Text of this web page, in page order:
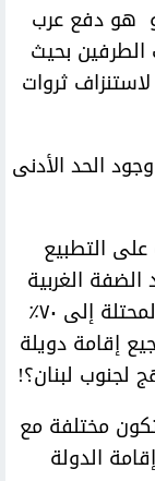
هو دفع عرب
الطرفين بحيث
ثروات
الحد الأدنى
التطبيع
الغربية
وتدمير قطاع غزة، بل وزيادة المنطقة المحتلة إلى ٧٠٪
إقامة دويلة
لجنوب لبنان؟!
مختلفة مع
الدولة